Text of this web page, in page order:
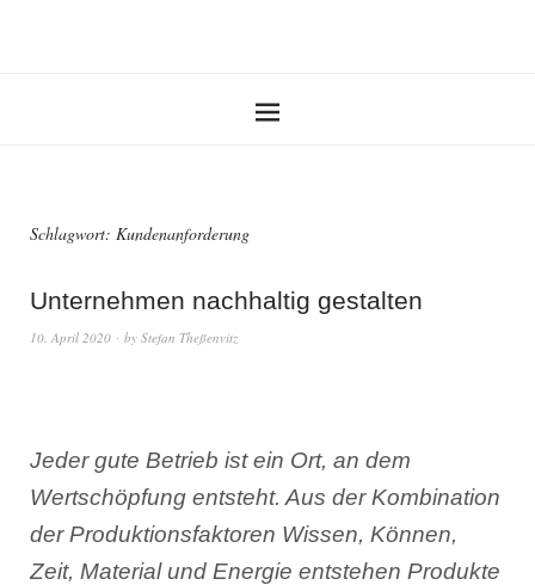
Schlagwort: Kundenanforderung
Unternehmen nachhaltig gestalten
10. April 2020 by Stefan Theßenvitz
Jeder gute Betrieb ist ein Ort, an dem
Wertschöpfung entsteht. Aus der Kombination
der Produktionsfaktoren Wissen, Können,
Zeit, Material und Energie entstehen Produkte